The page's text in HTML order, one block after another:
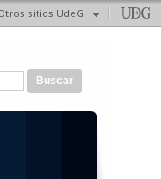
sitios UdeG